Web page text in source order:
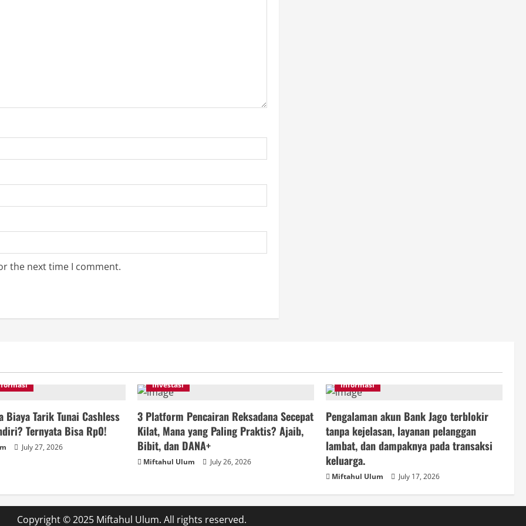
the next time I comment.
Biaya Tarik Tunai Cashless
Ternyata Bisa Rp0!
July 27, 2026
Investasi
3 Platform Pencairan Reksadana Secepat
Kilat, Mana yang Paling Praktis? Ajaib,
Bibit, dan DANA+
Miftahul Ulum July 26, 2026
informasi
Pengalaman akun Bank Jago terblokir
tanpa kejelasan, layanan pelanggan
lambat, dan dampaknya pada transaksi
keluarga.
Miftahul Ulum July 17, 2026
Copyright © 2025 Miftahul Ulum. All rights reserved.